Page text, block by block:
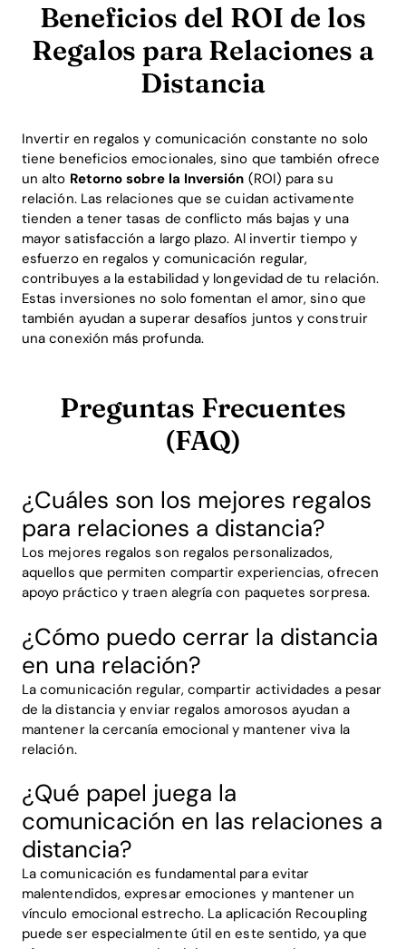
Beneficios del ROI de los
Regalos para Relaciones a
Distancia
Invertir en regalos y comunicación constante no solo
tiene beneficios emocionales, sino que también ofrece
un alto Retorno sobre la Inversión (ROI) para su
relación. Las relaciones que se cuidan activamente
tienden a tener tasas de conflicto más bajas y una
mayor satisfacción a largo plazo. Al invertir tiempo y
esfuerzo en regalos y comunicación regular,
contribuyes a la estabilidad y longevidad de tu relación.
Estas inversiones no solo fomentan el amor, sino que
también ayudan a superar desafíos juntos y construir
una conexión más profunda.
Preguntas Frecuentes
(FAQ)
¿Cuáles son los mejores regalos
para relaciones a distancia?
Los mejores regalos son regalos personalizados,
aquellos que permiten compartir experiencias, ofrecen
apoyo práctico y traen alegría con paquetes sorpresa.
¿Cómo puedo cerrar la distancia
en una relación?
La comunicación regular, compartir actividades a pesar
de la distancia y enviar regalos amorosos ayudan a
mantener la cercanía emocional y mantener viva la
relación.
¿Qué papel juega la
comunicación en las relaciones a
distancia?
La comunicación es fundamental para evitar
malentendidos, expresar emociones y mantener un
vínculo emocional estrecho. La aplicación Recoupling
puede ser especialmente útil en este sentido, ya que